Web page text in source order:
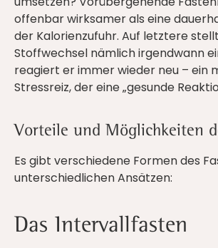
offenbar wirksamer als eine
der Kalorienzufuhr. Auf letztere
Stoffwechsel nämlich irgendwann
reagiert er immer wieder neu – ein
Stressreiz, der eine „gesunde
Vorteile und Möglichkeiten
Es gibt verschiedene Formen des
unterschiedlichen Ansätzen:
Das Intervallfasten